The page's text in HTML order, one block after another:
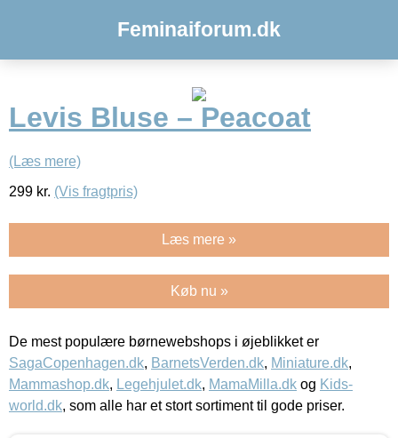
Feminaiforum.dk
Levis Bluse – Peacoat
(Læs mere)
299 kr. (Vis fragtpris)
Læs mere »
Køb nu »
De mest populære børnewebshops i øjeblikket er
SagaCopenhagen.dk, BarnetsVerden.dk, Miniature.dk,
Mammashop.dk, Legehjulet.dk, MamaMilla.dk og Kids-
world.dk, som alle har et stort sortiment til gode priser.